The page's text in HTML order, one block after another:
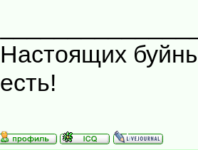
Настоящих
есть!